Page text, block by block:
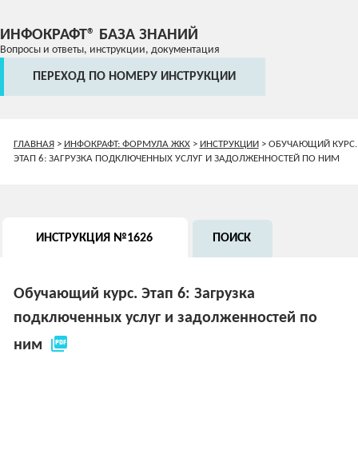
ИНФОКРАФТ® БАЗА ЗНАНИЙ
Вопросы и ответы, инструкции, документация
ПЕРЕХОД ПО НОМЕРУ ИНСТРУКЦИИ
ГЛАВНАЯ> ИНФОКРАФТ: ФОРМУЛА ЖКХ> ИНСТРУКЦИИ> ОБУЧАЮЩИЙ КУРС.
ЭТАП 6: ЗАГРУЗКА ПОДКЛЮЧЕННЫХ УСЛУГ И ЗАДОЛЖЕННОСТЕЙ ПО НИМ
ИНСТРУКЦИЯ №1626 ПОИСК
Обучающий курс. Этап 6: Загрузка
подключенных услуг и задолженностей по
ним picture_as_pdf